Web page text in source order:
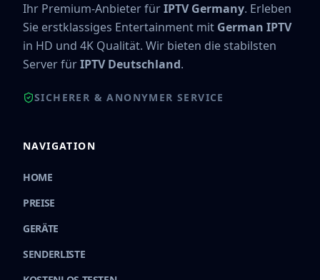
Ihr Premium-Anbieter fürIPTV Germany. Erleben
Sie erstklassiges Entertainment mit German IPTV
in HD und 4K Qualität. Wir bieten die stabilsten
Server fürIPTV Deutschland.
SICHERER & ANONYMER SERVICE
NAVIGATION
HOME
PREISE
GERÄTE
SENDERLISTE